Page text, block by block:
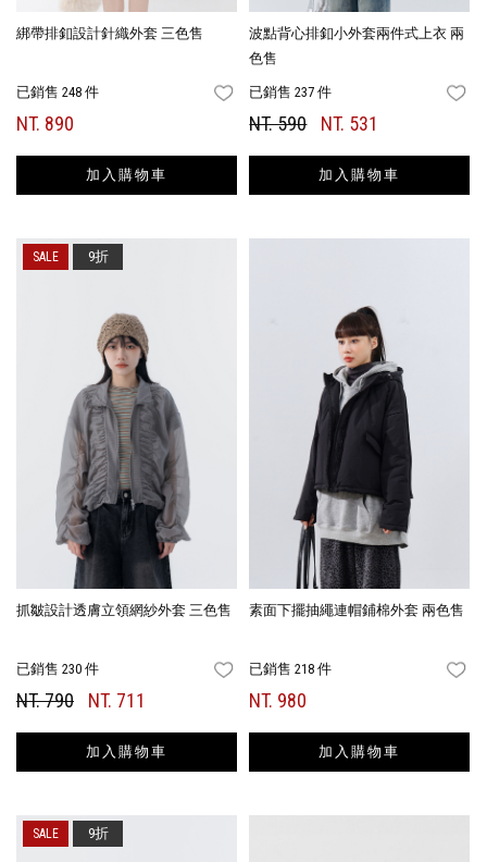
綁帶排釦設計針織外套 三色售
已銷售 248 件 FAVORITES
NT. 890
加入購物車
波點背心排釦小外套兩件式上衣 兩
色售
已銷售 237 件
NT. 590 NT. 531
加入購物車
抓皺設計透膚立領網紗外套 三色售
已銷售 230 件 FAVORITES
NT. 790 NT. 711
加入購物車
9折
素面下擺抽繩連帽鋪棉外套 兩色售
已銷售 218 件
NT. 980
加入購物車
9折